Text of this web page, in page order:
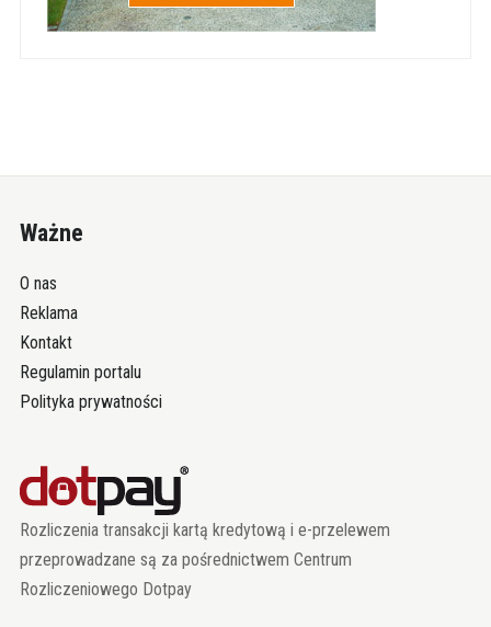
Ważne
O nas
Reklama
Kontakt
Regulamin portalu
Polityka prywatności
Rozliczenia transakcji kartą kredytową i e-przelewem
przeprowadzane są za pośrednictwem Centrum
Rozliczeniowego Dotpay